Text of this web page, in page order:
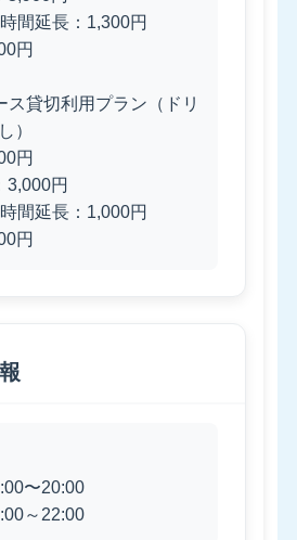
間延長：1,300円
円
ス貸切利用プラン（ドリ
）
円
3,000円
間延長：1,000円
円
〜20:00
～22:00